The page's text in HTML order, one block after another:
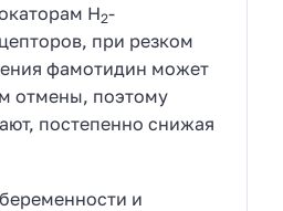
Н2-
при резком
фамотидин может
отмены, поэтому
постепенно снижая
и